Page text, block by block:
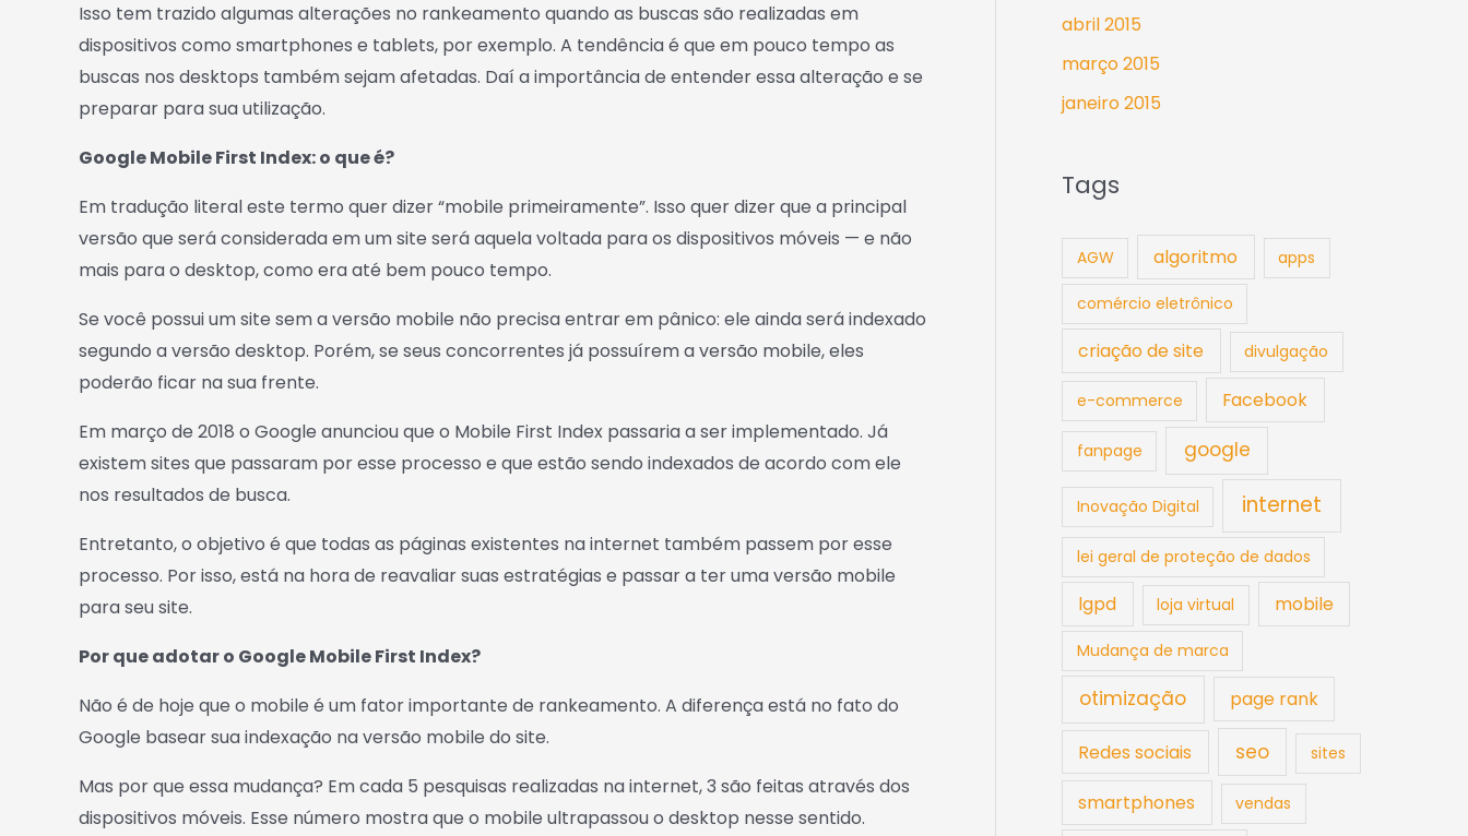
Isso tem trazido algumas alterações no rankeamento quando as buscas são realizadas em
dispositivos como smartphones e tablets, por exemplo. A tendência é que em pouco tempo as
buscas nos desktops também sejam afetadas. Daí a importância de entender essa alteração e se
preparar para sua utilização.
Google Mobile First Index: o que é?
Em tradução literal este termo quer dizer “mobile primeiramente”. Isso quer dizer que a principal
versão que será considerada em um site será aquela voltada para os dispositivos móveis — e não
mais para o desktop, como era até bem pouco tempo.
Se você possui um site sem a versão mobile não precisa entrar em pânico: ele ainda será indexado
segundo a versão desktop. Porém, se seus concorrentes já possuírem a versão mobile, eles
poderão ficar na sua frente.
Em março de 2018 o Google anunciou que o Mobile First Index passaria a ser implementado. Já
existem sites que passaram por esse processo e que estão sendo indexados de acordo com ele
nos resultados de busca.
Entretanto, o objetivo é que todas as páginas existentes na internet também passem por esse
processo. Por isso, está na hora de reavaliar suas estratégias e passar a ter uma versão mobile
para seu site.
Por que adotar o Google Mobile First Index?
Não é de hoje que o mobile é um fator importante de rankeamento. A diferença está no fato do
Google basear sua indexação na versão mobile do site.
Mas por que essa mudança? Em cada 5 pesquisas realizadas na internet, 3 são feitas através dos
dispositivos móveis. Esse número mostra que o mobile ultrapassou o desktop nesse sentido.
abril 2015
março 2015
janeiro 2015
Tags
AGW algoritmo apps
comércio eletrônico
criação de site divulgação
e-commerce Facebook
fanpage google
Inovação Digital internet
lei geral de proteção de dados
lgpd loja virtual mobile
Mudança de marca
otimização page rank
Redes sociais seo sites
smartphones vendas